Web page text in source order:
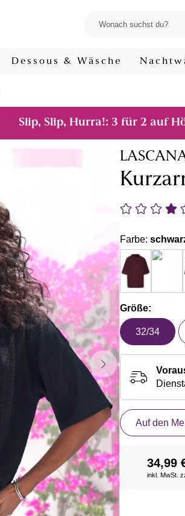
Dessous & Wäsche
Slip, Slip, Hurra!: 3 für 2 auf
Farbe:
Größe:
32/34
Auf den
34,99
inkl. MwSt.